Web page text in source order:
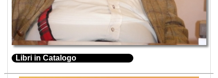
Libri in Catalogo